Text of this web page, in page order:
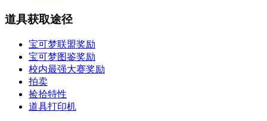
道具获取途径
宝可梦联盟奖励
宝可梦图鉴奖励
校内最强大赛奖励
拍卖
捡拾特性
道具打印机